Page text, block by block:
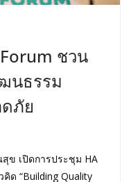
ชวน
นธรรม
ภัย
ข เปิดการประชุม HA
ด “Building Quality